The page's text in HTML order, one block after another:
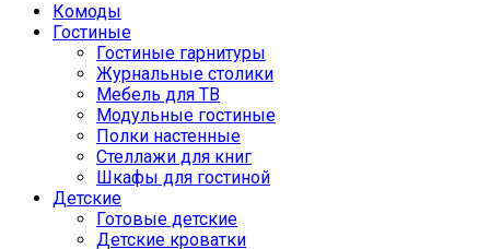
Комоды
Гостиные
Гостиные гарнитуры
Журнальные столики
Мебель для ТВ
Модульные гостиные
Полки настенные
Стеллажи для книг
Шкафы для гостиной
Детские
Готовые детские
Детские кроватки